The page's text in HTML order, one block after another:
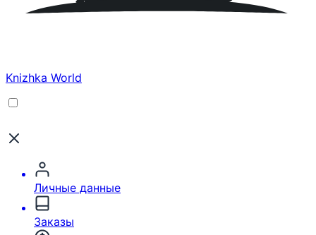
Knizhka World
Личные данные
Заказы